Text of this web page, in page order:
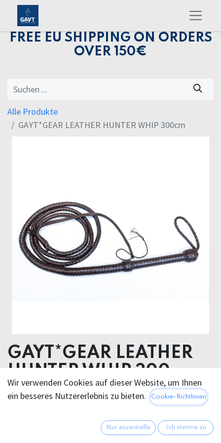
FREE EU SHIPPING ON ORDERS
OVER 150€
Alle Produkte
GAYT*GEAR LEATHER HUNTER WHIP 300cm
GAYT*GEAR LEATHER
HUNTER WHIP 300cm
Leather 300cm
Wir verwenden Cookies auf dieser Website, um Ihnen
ein besseres Nutzererlebnis zu bieten.
Cookie-Richtlinien
Nur essentielle Ich stimme zu